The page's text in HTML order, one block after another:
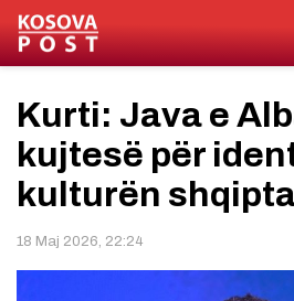
Kurti: Java e
kujtesë për
kulturën
18 Maj 2026, 22:24